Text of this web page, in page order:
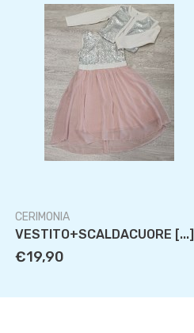
CERIMONIA
VESTITO+SCALDACUORE [...]
€19,90